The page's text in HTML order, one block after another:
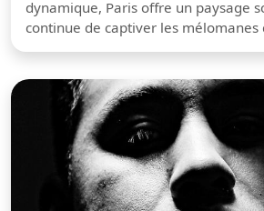
dynamique, Paris offre un paysage
continue de captiver les mélomanes